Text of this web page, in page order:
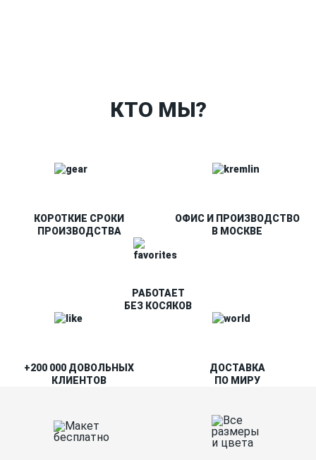
КТО МЫ?
КОРОТКИЕ СРОКИ
ПРОИЗВОДСТВА
ОФИС И ПРОИЗВОДСТВО
В МОСКВЕ
РАБОТАЕТ
БЕЗ КОСЯКОВ
+200 000 ДОВОЛЬНЫХ
КЛИЕНТОВ
ДОСТАВКА
ПО МИРУ